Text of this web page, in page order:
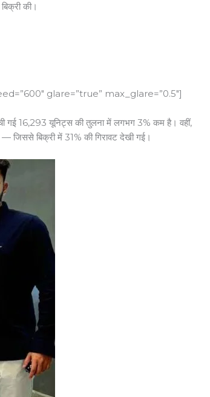
की।
glare=”true” max_glare=”0.5″]
गई 16,293 यूनिट्स की तुलना में लगभग 3% कम है। वहीं,
जिससे बिक्री में 31% की गिरावट देखी गई।